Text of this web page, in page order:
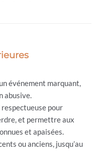
événement marquant,
abusive.
respectueuse pour
et permettre aux
et apaisées.
ou anciens, jusqu’au